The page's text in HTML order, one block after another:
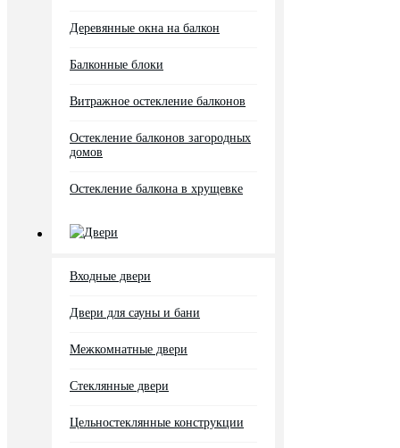
Деревянные окна на балкон
Балконные блоки
Витражное остекление балконов
Остекление балконов загородных
домов
Остекление балкона в хрущевке
Двери
Входные двери
Двери для сауны и бани
Межкомнатные двери
Стеклянные двери
Цельностеклянные конструкции